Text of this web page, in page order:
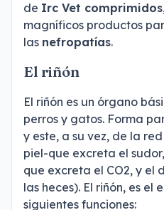
de Irc Vet comprimidos
magníficos productos
las nefropatías.
El riñón
El riñón es un órgano
perros y gatos. Forma
y este, a su vez, de la
piel-que excreta el
que excreta el CO2, y el
las heces). El riñón, es el
siguientes funciones: